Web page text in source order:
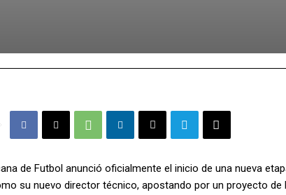
de Futbol anunció oficialmente el inicio de una nueva
su nuevo director técnico, apostando por un proyecto